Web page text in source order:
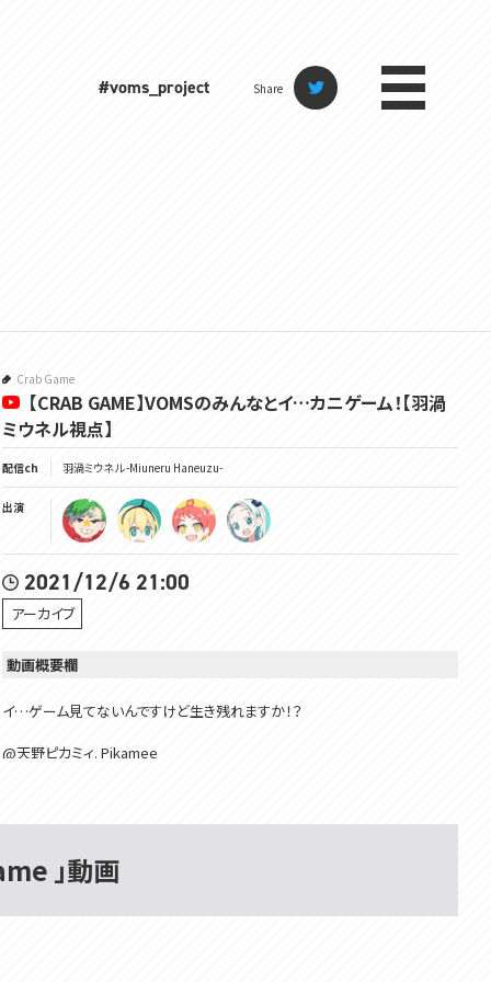
#voms_project Share
Crab Game
【CRAB GAME】VOMSのみんなとイ…カニゲーム！【羽渦
ミウネル視点】
配信ch 羽渦ミウネル -Miuneru Haneuzu-
出演
2021/12/6 21:00
アーカイブ
動画概要欄
イ…ゲーム見てないんですけど生き残れますか！？
@天野ピカミィ. Pikamee
BGMはこちら(https://www.youtube.com/channel/UC3_tcjJS_a1NpDpY
aCCTwcw)からお借りしております。
✿･･･････････････････････････････✿
」動画